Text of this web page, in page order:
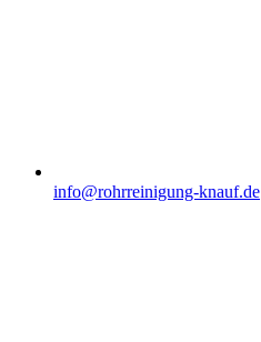
info@rohrreinigung-knauf.de